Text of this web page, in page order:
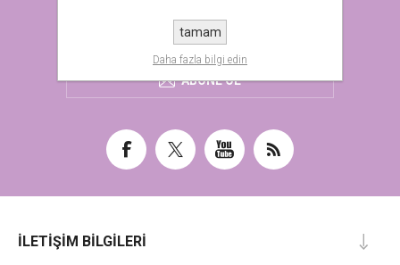
ABONE OL
İLETIŞIM BILGILERI
tamam
Daha fazla bilgi edin